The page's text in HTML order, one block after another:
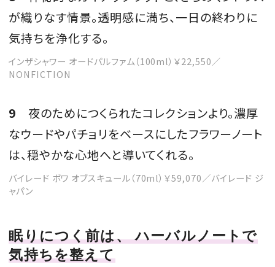
が織りなす情景。透明感に満ち、一日の終わりに
気持ちを浄化する。
インザシャワー オードパルファム（100ml）￥22,550／
NONFICTION
9 夜のためにつくられたコレクションより。濃厚
なウードやパチョリをベースにしたフラワーノート
は、穏やかな心地へと導いてくれる。
バイレード ボワ オブスキュール（70ml）￥59,070／バイレード ジ
ャパン
眠りにつく前は、 ハーバルノートで
気持ちを整えて